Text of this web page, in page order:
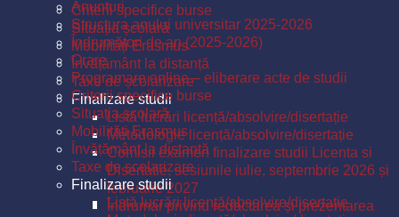
Criterii specifice burse
Situația școlară
Mobilități Erasmus
Învățământ la distanță
Taxe de școlarizare
Finalizare studii
Listă lucrări licență/absolvire/disertație
Metodologie licență/absolvire/disertație
Comisii examen finalizare studii Licenta si
Disertatie, sesiunile iulie, septembrie 2026 și
februarie 2027
Îndrumar privind redactarea și prezentarea
Anunțuri
Structura anului universitar 2025-2026
Îndrumători de an (2025-2026)
Orare
Programare online – eliberare acte de studii
Criterii specifice burse
Situația școlară
Mobilități Erasmus
Învățământ la distanță
Taxe de școlarizare
Finalizare studii
Listă lucrări licență/absolvire/disertație